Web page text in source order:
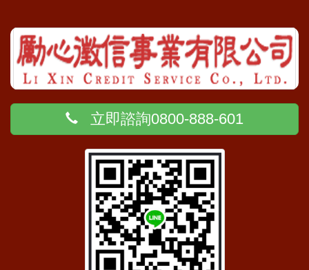
立即諮詢0800-888-601